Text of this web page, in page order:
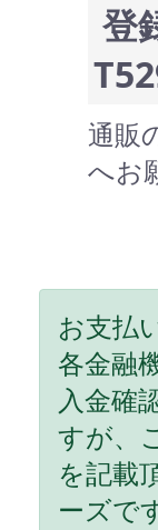
登
通販
へお
お支払
各金融
入金確
すが、
を記載
ーズで